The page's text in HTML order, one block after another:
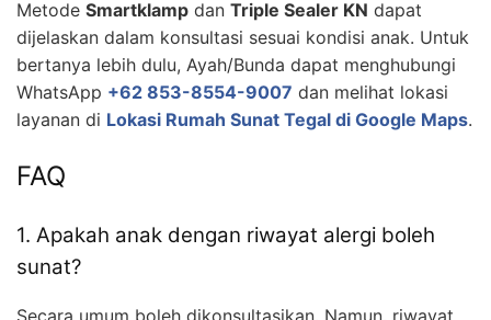
Metode Smartklamp dan Triple Sealer KN dapat
dijelaskan dalam konsultasi sesuai kondisi anak. Untuk
bertanya lebih dulu, Ayah/Bunda dapat menghubungi
WhatsApp +62 853-8554-9007 dan melihat lokasi
layanan di Lokasi Rumah Sunat Tegal di Google Maps.
FAQ
1. Apakah anak dengan riwayat alergi boleh
sunat?